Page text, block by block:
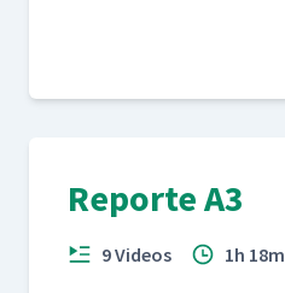
Reporte A3
9 Videos 1h 18m